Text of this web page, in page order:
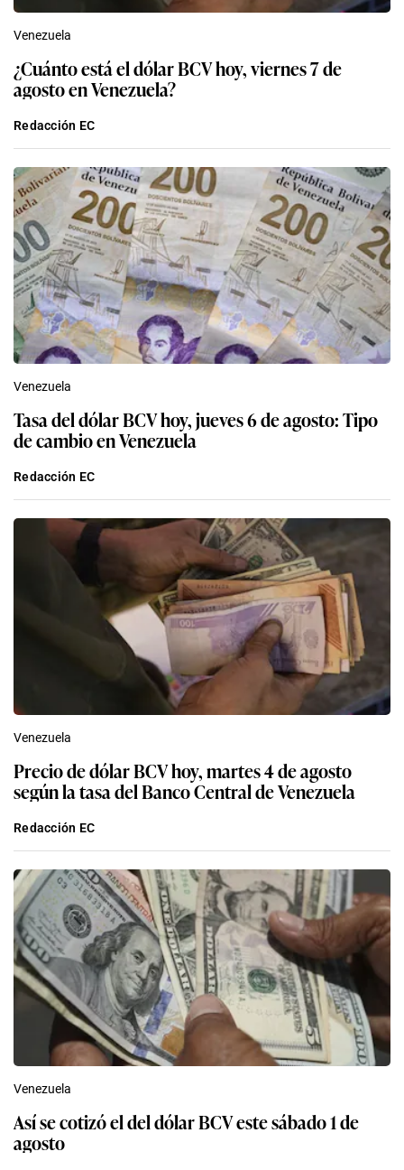
Venezuela
¿Cuánto está el dólar BCV hoy, viernes 7 de
agosto en Venezuela?
Redacción EC
Venezuela
Tasa del dólar BCV hoy, jueves 6 de agosto: Tipo
de cambio en Venezuela
Redacción EC
Venezuela
Precio de dólar BCV hoy, martes 4 de agosto
según la tasa del Banco Central de Venezuela
Redacción EC
Venezuela
Así se cotizó el del dólar BCV este sábado 1 de
agosto